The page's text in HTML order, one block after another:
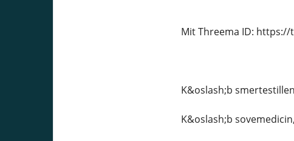
Mit Threema ID: https://
K&oslash;b
K&oslash;b sovemedicin,